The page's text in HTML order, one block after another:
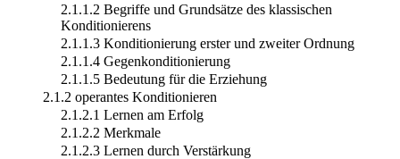
2.1.1.2 Begriffe und Grundsätze des klassischen
Konditionierens
2.1.1.3 Konditionierung erster und zweiter Ordnung
2.1.1.4 Gegenkonditionierung
2.1.1.5 Bedeutung für die Erziehung
2.1.2 operantes Konditionieren
2.1.2.1 Lernen am Erfolg
2.1.2.2 Merkmale
2.1.2.3 Lernen durch Verstärkung